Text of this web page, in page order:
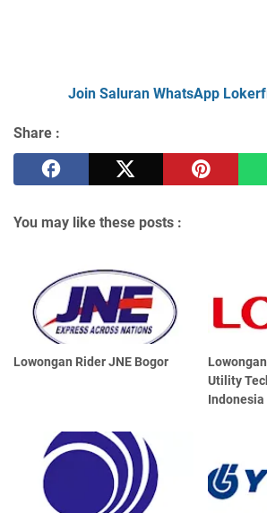
Join Saluran WhatsApp
Share :
You may like these posts :
Lowongan Rider JNE Bogor
Utility
Indonesia